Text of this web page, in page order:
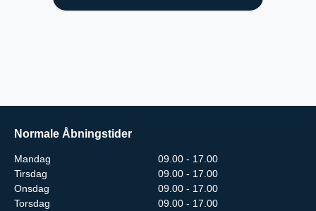
Normale Åbningstider
Mandag
09.00 - 17.00
Tirsdag
09.00 - 17.00
Onsdag
09.00 - 17.00
Torsdag
09.00 - 17.00